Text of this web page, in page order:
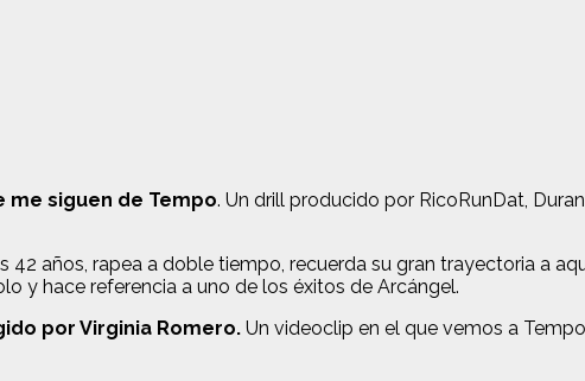
me siguen de Tempo. Un drill producido por RicoRunDat,
42 años, rapea a doble tiempo, recuerda su gran trayectoria a
y hace referencia a uno de los éxitos de Arcángel.
por Virginia Romero. Un videoclip en el que vemos a